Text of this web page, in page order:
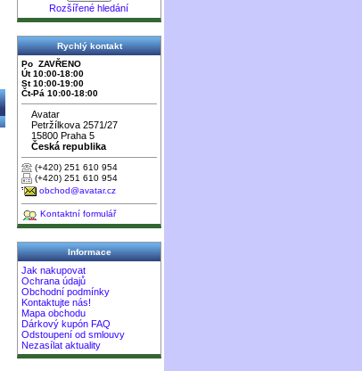
Rozšířené hledání
Rychlý kontakt
Po ZAVŘENO
Út 10:00-18:00
St 10:00-19:00
Čt-Pá 10:00-18:00
Avatar
Petržílkova 2571/27
15800 Praha 5
Česká republika
(+420) 251 610 954
(+420) 251 610 954
obchod@avatar.cz
Kontaktní formulář
Informace
Jak nakupovat
Ochrana údajů
Obchodní podmínky
Kontaktujte nás!
Mapa obchodu
Dárkový kupón FAQ
Odstoupení od smlouvy
Nezasílat aktuality